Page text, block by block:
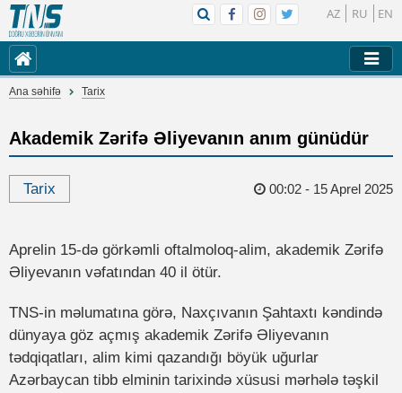
AZ RU EN
Ana səhifə Tarix
Akademik Zərifə Əliyevanın anım günüdür
Tarix 00:02 - 15 Aprel 2025
Aprelin 15-də görkəmli oftalmoloq-alim, akademik Zərifə
Əliyevanın vəfatından 40 il ötür.
TNS-in məlumatına görə, Naxçıvanın Şahtaxtı kəndində
dünyaya göz açmış akademik Zərifə Əliyevanın
tədqiqatları, alim kimi qazandığı böyük uğurlar
Azərbaycan tibb elminin tarixində xüsusi mərhələ təşkil